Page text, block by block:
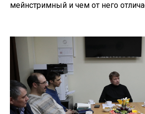
мейнстримный и чем от него